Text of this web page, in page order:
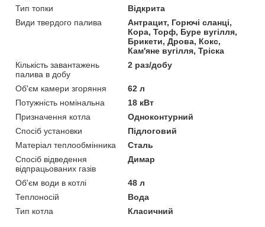
Тип топки
Відкрита
Види твердого палива
Антрацит, Горючі сланці,
Кора, Торф, Буре вугілля,
Брикети, Дрова, Кокс,
Кам'яне вугілля, Тріска
Кількість завантажень
палива в добу
2 раз/добу
Об'єм камери згоряння
62 л
Потужність номінальна
18 кВт
Призначення котла
Одноконтурний
Спосіб установки
Підлоговий
Матеріал теплообмінника
Сталь
Спосіб відведення
відпрацьованих газів
Димар
Об'єм води в котлі
48 л
Теплоносій
Вода
Тип котла
Класичний